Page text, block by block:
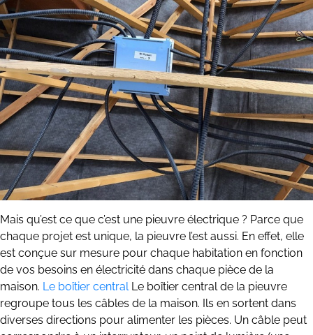
Mais qu’est ce que c’est une pieuvre électrique ? Parce que
chaque projet est unique, la pieuvre l’est aussi. En effet, elle
est conçue sur mesure pour chaque habitation en fonction
de vos besoins en électricité dans chaque pièce de la
maison. Le boîtier central Le boîtier central de la pieuvre
regroupe tous les câbles de la maison. Ils en sortent dans
diverses directions pour alimenter les pièces. Un câble peut